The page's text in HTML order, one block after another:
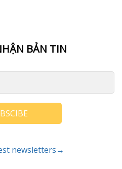
BẢN TIN
newsletters→